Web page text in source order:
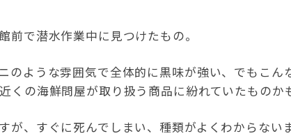
前で潜水作業中に見つけたもの。
のような雰囲気で全体的に黒味が強い、でもこん
くの海鮮問屋が取り扱う商品に紛れていたもの
が、すぐに死んでしまい、種類がよくわからない